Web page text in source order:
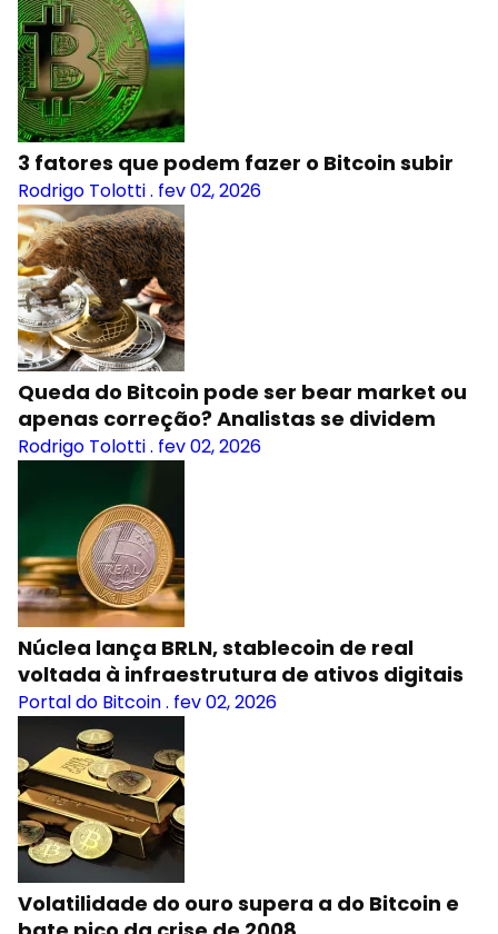
3 fatores que podem fazer o Bitcoin subir
Rodrigo Tolotti. fev 02, 2026
Queda do Bitcoin pode ser bear market ou
apenas correção? Analistas se dividem
Rodrigo Tolotti. fev 02, 2026
Núclea lança BRLN, stablecoin de real
voltada à infraestrutura de ativos digitais
Portal do Bitcoin. fev 02, 2026
Volatilidade do ouro supera a do Bitcoin e